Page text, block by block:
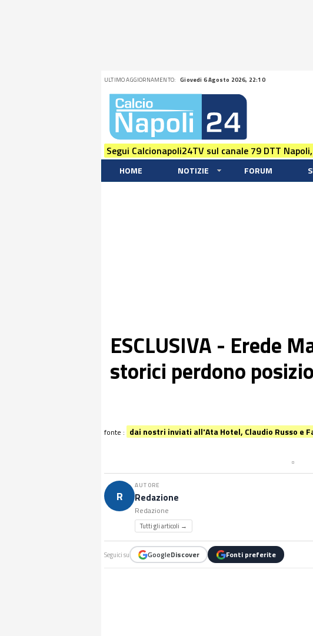
ULTIMO AGGIORNAMENTO: Giovedi 6 Agosto 2026, 22:10
Segui Calcionapoli24TV sul canale 79 DTT
HOME NOTIZIE FORUM
ESCLUSIVA - Erede
storici perdono
fonte : dai nostri inviati all'Ata Hotel, Claudio Russo e
R
AUTORE
Redazione
Redazione
Tutti gli articoli →
Seguici su GoogleDiscover Fonti preferite